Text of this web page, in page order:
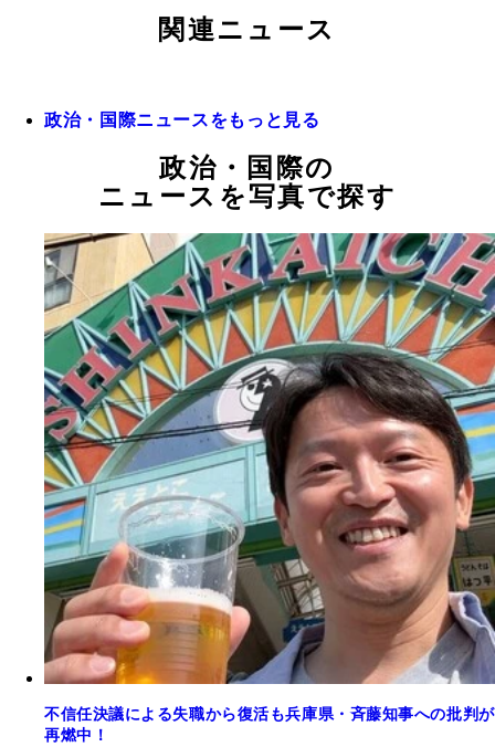
関連ニュース
政治・国際ニュースをもっと見る
政治・国際の
ニュースを写真で探す
不信任決議による失職から復活も兵庫県・斉藤知事への批判が
再燃中！